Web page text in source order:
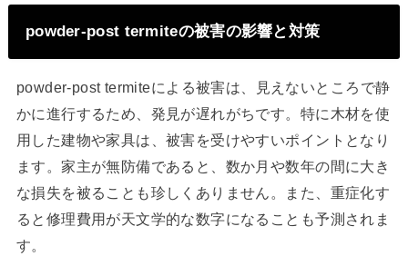
powder-post termiteの被害の影響と対策
powder-post termiteによる被害は、見えないところで静
かに進行するため、発見が遅れがちです。特に木材を使
用した建物や家具は、被害を受けやすいポイントとなり
ます。家主が無防備であると、数か月や数年の間に大き
な損失を被ることも珍しくありません。また、重症化す
ると修理費用が天文学的な数字になることも予測されま
す。